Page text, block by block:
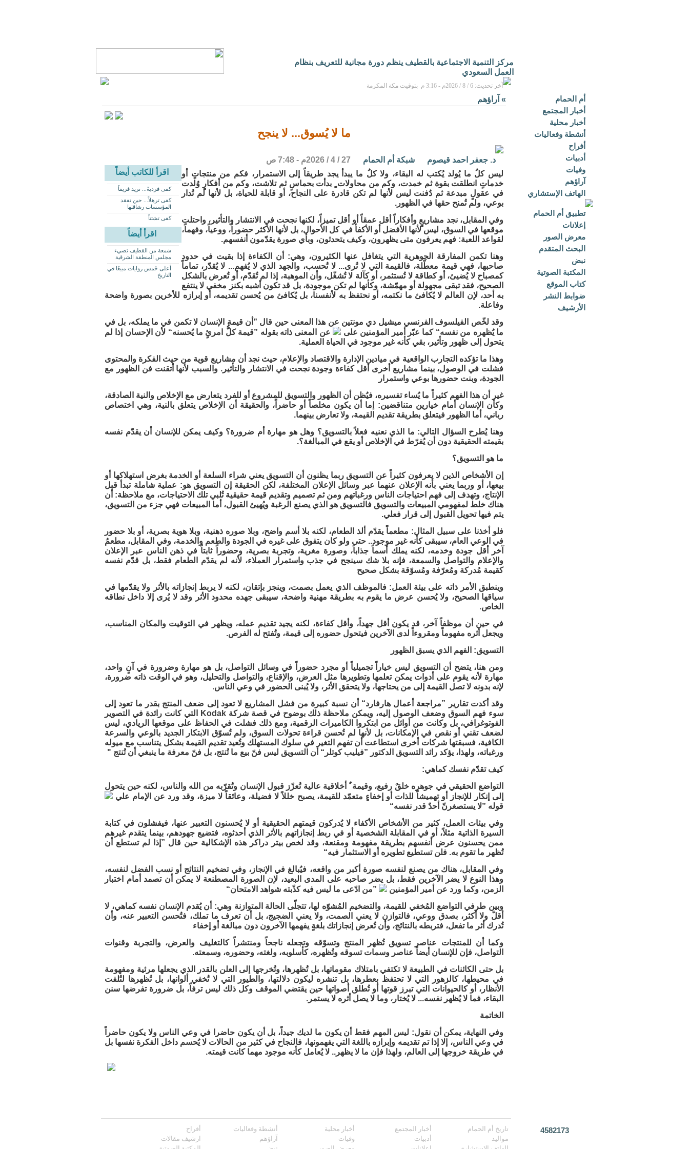
مركز التنمية الاجتماعية بالقطيف ينظم دورة مجانية للتعريف بنظام
العمل السعودي
آخر تحديث: 6 / 8 / 2026م - 3:16 م بتوقيت مكة المكرمة
أم الحمام
أخبار المجتمع
أخبار محلية
أنشطة وفعاليات
أفراح
أدبيات
وفيات
آراؤهم
الهاتف الإستشاري
تطبيق أم الحمام
إعلانات
معرض الصور
البحث المتقدم
نبض
المكتبة الصوتية
كتاب الموقع
ضوابط النشر
الأرشيف
» آراؤهم
ما لا يُسوق... لا ينجح
د. جعفر احمد قيصوم شبكة أم الحمام
27 / 4 / 2026م - 7:48 ص
اقرأ للكاتب أيضاً
كفى فرديةً... نريد فريقاً
كفى ترهلاً... حين تفقد
المؤسسات رشاقتها
كفى تشتتاً
اقرأ أيضاً
شمعة من القطيف تضيء
مجلس المنطقة الشرقية
أعلى خَمس روايات مبيعًا في
التاريخ
ليس كلُ ما يُولد يُكتب له البقاء، ولا كلُ ما يبدأ يجد طريقاً إلى الاستمرار، فكم من منتجاتٍ أو
خدماتٍ انطلقت بقوة ثم خمدت، وكم من محاولات ٍ بدأت بحماسٍ ثم تلاشت، وكم من أفكارٍ وُلدت
في عقولٍ مبدعة ثم دُفنت ليس لأنها لم تكن قادرة على النجاح، أو قابلة للحياة، بل لأنها لم تُدار
بوعي، ولم تُمنح حقها في الظهور.
وفي المقابل، نجد مشاريعٍ وأفكاراً أقل عمقاً أو أقل تميزاً، لكنها نجحت في الانتشار والتأثير، واحتلت
موقعها في السوق، ليس لأنها الأفضل أو الأكفأ في كل الأحوال، بل لأنها الأكثر حضوراً، ووعياً، وفهماً،
لقواعد اللعبة: فهم يعرفون متى يظهرون، وكيف يتحدثون، وبأي صورة يقدّمون أنفسهم.
وهنا تكمن المفارقة الجوهرية التي يتغافل عنها الكثيرون، وهي: أن الكفاءة إذا بقيت في حدود
صاحبها، فهي قيمة معطّلة، فالقيمة التي لا تُرى... لا تُحسب، والجهد الذي لا يُفهم... لا يُقدّر، تماماً
كمصباح لا يُضيئ، أو كطاقة لا تُستثمر، أو كآلة لا تُشغّل، وأن الموهبة، إذا لم تُقدّم، أو تُعرض بالشكل
الصحيح، فقد تبقى مجهولة أو مهمّشة، وكأنها لم تكن موجودة، بل قد تكون أشبه بكنز مخفي لا ينتفع
به أحد، لإن العالم لا يُكافئ ما نكتمه، أو نحتفظ به لأنفسنا، بل يُكافئ من يُحسن تقديمه، أو إبرازه للأخرين بصورة واضحة
وفاعلة.
وقد لخّص الفيلسوف الفرنسي ميشيل دي مونتين عن هذا المعنى حين قال ”أن قيمة الإنسان لا تكمن في ما يملكه، بل في
ما يُظهره من نفسه“ كما عبّر أمير المؤمنين على
عن المعنى ذاته بقوله ”قيمة كلُّ امرئٍ ما يُحسنه“ لأن الإحسان إذا لم
يتحول إلى ظهور وتأثير، بقي كأنه غير موجود في الحياة العملية.
وهذا ما تؤكده التجارب الواقعية في ميادين الإدارة والاقتصاد والإعلام، حيث نجد أن مشاريع قوية من حيث الفكرة والمحتوى
فشلت في الوصول، بينما مشاريع أخرى أقل كفاءة وجودة نجحت في الانتشار والتأثير. والسبب لأنها أتقنت فن الظهور مع
الجودة، وبنت حضورها بوعي واستمرار
غير أن هذا الفهم كثيراً ما يُساء تفسيره، فيُظن أن الظهور والتسويق للمشروع أو للفرد يتعارض مع الإخلاص والنية الصادقة،
وكأن الإنسان أمام خيارين متناقضين: إما أن يكون مخلصاً أو حاضراً، والحقيقة أن الإخلاص يتعلق بالنية، وهي اختصاص
رباني، أما الظهور فيتعلق بطريقة تقديم القيمة، ولا تعارض بينهما.
وهنا يُطرح السؤال التالي: ما الذي نعنيه فعلاً بالتسويق؟ وهل هو مهارة أم ضرورة؟ وكيف يمكن للإنسان أن يقدّم نفسه
بقيمته الحقيقية دون أن يُفرّط في الإخلاص أو يقع في المبالغة؟.
ما هو التسويق؟
إن الأشخاص الذين لا يعرفون كثيراً عن التسويق ربما يظنون أن التسويق يعني شراء السلعة أو الخدمة بغرض استهلاكها أو
بيعها، أو وربما يعني بأنه الإعلان عنهما عبر وسائل الإعلان المختلفة، لكن الحقيقة إن التسويق هو: عملية شاملة تبدأ قبل
الإنتاج، وتهدف إلى فهم احتياجات الناس ورغباتهم ومن ثم تصميم وتقديم قيمة حقيقية تُلبي تلك الاحتياجات، مع ملاحظة: أن
هناك خلط لمفهومي المبيعات والتسويق فالتسويق هو الذي يصنع الرغبة ويُهيئ القبول، أما المبيعات فهي جزء من التسويق،
يتم فيها تحويل القبول إلى قرار فعلي.
فلو أخذنا على سبيل المثال: مطعماً يقدّم ألذ الطعام، لكنه بلا أسم واضح، وبلا صوره ذهنية، وبلا هوية بصرية، أو بلا حضور
في الوعي العام، سيبقى كأنه غير موجود.. حتى ولو كان يتفوق على غيره في الجودة والطعم والخدمة، وفي المقابل، مطعمُ
آخر أقل جودة وخدمه، لكنه يملك أسماً جذاباً، وصورة مغرية، وتجربة بصرية، وحضوراً ثابتاً في ذهن الناس عبر الإعلان
والإعلام والتواصل والسمعة، فإنه بلا شك سينجح في جذب واستمرار العملاء، لأنه لم يقدّم الطعام فقط، بل قدّم نفسه
كقيمة مُدركة ومُعرّفة ومُسوّقة بشكل صحيح
وينطبق الأمر ذاته على بيئة العمل: فالموظف الذي يعمل بصمت، وينجز بإتقان، لكنه لا يربط إنجازاته بالأثر ولا يقدّمها في
سياقها الصحيح، ولا يُحسن عرض ما يقوم به بطريقة مهنية واضحة، سيبقى جهده محدود الأثر وقد لا يُرى إلا داخل نطاقه
الخاص.
في حين أن موظفاً آخر، قد يكون أقل جهداً، وأقل كفاءة، لكنه يجيد تقديم عمله، ويظهر في التوقيت والمكان المناسب،
ويجعل أثره مفهوماً ومقروءاً لدى الآخرين فيتحول حضوره إلى قيمة، وتُفتح له الفرص.
التسويق: الفهم الذي يسبق الظهور
ومن هنا، يتضح أن التسويق ليس خياراً تجميلياً أو مجرد حضوراً في وسائل التواصل، بل هو مهارة وضرورة في آنٍ واحد،
مهارة لأنه يقوم على أدوات يمكن تعلمها وتطويرها مثل العرض، والإقناع، والتواصل والتحليل، وهو في الوقت ذاته ضرورة،
لإنه بدونه لا تصل القيمة إلى من يحتاجها، ولا يتحقق الأثر، ولا يُبنى الحضور في وعي الناس.
وقد أكدت تقارير ”مراجعة أعمال هارفارد“ أن نسبة كبيرة من فشل المشاريع لا تعود إلى ضعف المنتج بقدر ما تعود إلى
سوء فهم السوق وضعف الوصول إليه، ويمكن ملاحظة ذلك بوضوح في قصة شركة Kodak التي كانت رائدة في التصوير
الفوتوغرافي، بل وكانت من أوائل من ابتكروا الكاميرات الرقمية، ومع ذلك فشلت في الحفاظ على موقعها الريادي، ليس
لضعف تقني أو نقص في الإمكانات، بل لأنها لم تُحسن قراءة تحولات السوق، ولم تُسوّق الابتكار الجديد بالوعي والسرعة
الكافية، فسبقتها شركات أخرى استطاعت أن تفهم التغير في سلوك المستهلك وتُعيد تقديم القيمة بشكل يتناسب مع ميوله
ورغباته، ولهذا، يؤكد رائد التسويق الدكتور ”فيليب كوتلر“ أن التسويق ليس فنّ بيع ما تُنتج، بل فنّ معرفة ما ينبغي أن تُنتج "
كيف تقدّم نفسك كماهي:
التواضع الحقيقي في جوهره خلقٌ رفيع، وقيمة ٌ أخلاقية عالية تُعزّز قبول الإنسان وتُقرّبه من الله والناس، لكنه حين يتحول
إلى إنكار للإنجاز أو تهميشاً للذات أو إخفاءٍ متعمّد للقيمة، يصبح خللاً لا فضيلة، وعائقاً لا ميزة، وقد ورد عن الإمام علي
قوله ”لا يستصغرنّ أحدٌ قدر نفسه“
وفي بيئات العمل، كثير من الأشخاص الأكفاء لا يُدركون قيمتهم الحقيقية أو لا يُحسنون التعبير عنها، فيفشلون في كتابة
السيرة الذاتية مثلاً، أو في المقابلة الشخصية أو في ربط إنجازاتهم بالأثر الذي أحدثوه، فتضيع جهودهم، بينما يتقدم غيرهم
ممن يحسنون عرض أنفسهم بطريقة مفهومة ومقنعة، وقد لخص بيتر دراكر هذه الإشكالية حين قال ”إذا لم تستطع أن
تُظهر ما تقوم به. فلن تستطيع تطويره أو الاستثمار فيه“
وفي المقابل، هناك من يصنع لنفسه صورة أكبر من واقعه، فيُبالغ في الإنجاز، وفي تضخيم النتائج أو نسب الفضل لنفسه،
وهذا النوع لا يضر الآخرين فقط، بل يضر صاحبه على المدى البعيد، لإن الصورة المصطنعة لا يمكن أن تصمد أمام اختبار
الزمن، وكما ورد عن أمير المؤمنين
”من ادّعى ما ليس فيه كذّبته شواهد الامتحان“
وبين طرفي التواضع المُخفي للقيمة، والتضخيم المُشوّه لها، تتجلّى الحالة المتوازنة وهي: أن يُقدم الإنسان نفسه كماهي، لا
أقلّ ولا أكثر، بصدق ووعي، فالتوازن لا يعني الصمت، ولا يعني الضجيج، بل أن تعرف ما تملك، فتُحسن التعبير عنه، وأن
تُدرك أثر ما تفعل، فتربطه بالنتائج، وأن تُعرض إنجازاتك بلغةٍ يفهمها الآخرون دون مبالغة أو إخفاء
وكما أن للمنتجات عناصر تسويق تُظهر المنتج وتسوّقه وتجعله ناجحاً ومنتشراً كالتغليف والعرض، والتجربة وقنوات
التواصل، فإن للإنسان أيضاً عناصر وسمات تسوقه وتُظهره، كأسلوبه، ولغته، وحضوره، وسمعته.
بل حتى الكائنات في الطبيعة لا تكتفي بامتلاك مقوماتها، بل تُظهرها، وتُخرجها إلى العلن بالقدر الذي يجعلها مرئية ومفهومة
في محيطها، كالزهور التي لا تحتفظ بعطرها، بل تنشره ليكون دلالتها، والطيور التي لا تُخفي ألوانها، بل تُظهرها لتُلفت
الأنظار، أو كالحيوانات التي تبرز قوتها أو تُطلق أصواتها حين يقتضي الموقف وكل ذلك ليس ترفاً، بل ضرورة تفرضها سنن
البقاء، فما لا يُظهر نفسه... لا يُختار، وما لا يصل أثره لا يستمر.
الخاتمة
وفي النهاية، يمكن أن نقول: ليس المهم فقط أن يكون ما لديك جيداً، بل أن يكون حاضرا في وعي الناس ولا يكون حاضراً
في وعي الناس، إلا إذا تم تقديمه وإبرازه باللغة التي يفهمونها، فالنجاح في كثير من الحالات لا يُحسم داخل الفكرة نفسها بل
في طريقة خروجها إلى العالم، ولهذا فإن ما لا يظهر.. لا يُعامل كأنه موجود مهما كانت قيمته.
4582173 تاريخ أم الحمام أخبار المجتمع أخبار محلية أنشطة وفعاليات
أفراح
مواليد
أدبيات وفيات آراؤهم
ارشيف مقالات